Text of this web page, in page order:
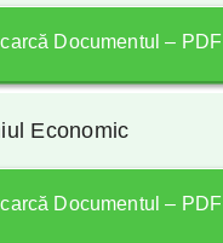
Documentul – PDF
Economic
Documentul – PDF